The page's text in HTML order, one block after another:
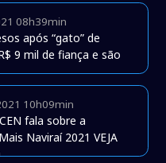
08h39min
após “gato” de
9 mil de fiança e são
10h09min
fala sobre a
Naviraí 2021 VEJA